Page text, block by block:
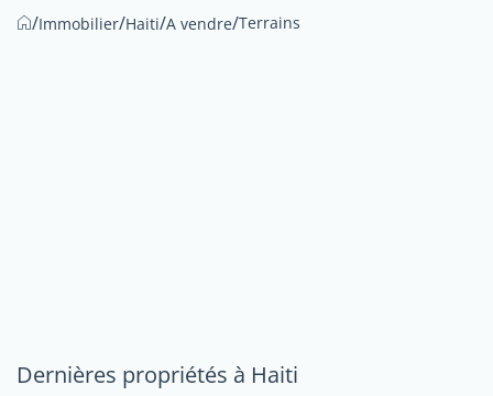
/Immobilier/Haiti/A vendre/Terrains
Dernières propriétés à Haiti